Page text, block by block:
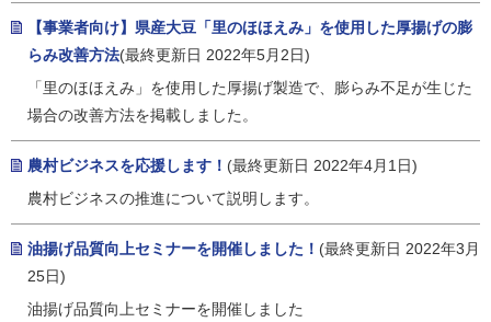
【事業者向け】県産大豆「里のほほえみ」を使用した厚揚げの膨
らみ改善方法(最終更新日 2022年5月2日)
「里のほほえみ」を使用した厚揚げ製造で、膨らみ不足が生じた
場合の改善方法を掲載しました。
農村ビジネスを応援します！ (最終更新日 2022年4月1日)
農村ビジネスの推進について説明します。
油揚げ品質向上セミナーを開催しました！ (最終更新日 2022年3月
25日)
油揚げ品質向上セミナーを開催しました